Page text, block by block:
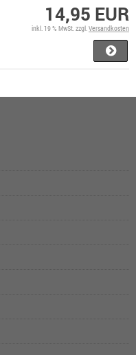
14,95 EUR
inkl. 19 % MwSt. zzgl. Versandkosten